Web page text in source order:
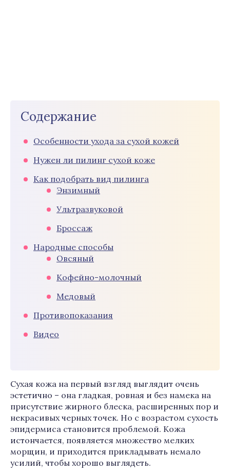
Содержание
Особенности ухода за сухой кожей
Нужен ли пилинг сухой коже
Как подобрать вид пилинга
Энзимный
Ультразвуковой
Броссаж
Народные способы
Овсяный
Кофейно-молочный
Медовый
Противопоказания
Видео
Сухая кожа на первый взгляд выглядит очень
эстетично – она гладкая, ровная и без намека на
присутствие жирного блеска, расширенных пор и
некрасивых черных точек. Но с возрастом сухость
эпидермиса становится проблемой. Кожа
истончается, появляется множество мелких
морщин, и приходится прикладывать немало
усилий, чтобы хорошо выглядеть.